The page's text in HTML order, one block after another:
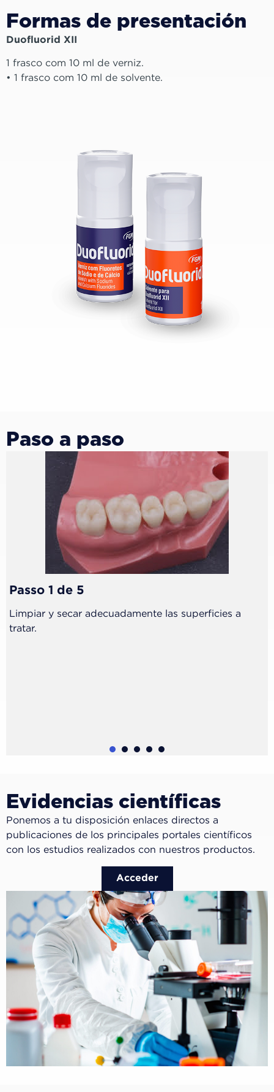
Formas de presentación
Duofluorid XII
1 frasco com 10 ml de verniz.
• 1 frasco com 10 ml de solvente.
Paso a paso
Passo 1 de 5
Limpiar y secar adecuadamente las superficies a
tratar.
Evidencias científicas
Ponemos a tu disposición enlaces directos a
publicaciones de los principales portales científicos
con los estudios realizados con nuestros productos.
Acceder